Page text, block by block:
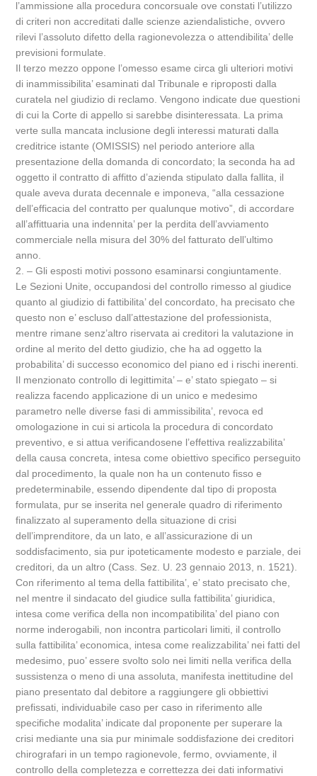
l’ammissione alla procedura concorsuale ove constati l’utilizzo
di criteri non accreditati dalle scienze aziendalistiche, ovvero
rilevi l’assoluto difetto della ragionevolezza o attendibilita’ delle
previsioni formulate.
Il terzo mezzo oppone l’omesso esame circa gli ulteriori motivi
di inammissibilita’ esaminati dal Tribunale e riproposti dalla
curatela nel giudizio di reclamo. Vengono indicate due questioni
di cui la Corte di appello si sarebbe disinteressata. La prima
verte sulla mancata inclusione degli interessi maturati dalla
creditrice istante (OMISSIS) nel periodo anteriore alla
presentazione della domanda di concordato; la seconda ha ad
oggetto il contratto di affitto d’azienda stipulato dalla fallita, il
quale aveva durata decennale e imponeva, “alla cessazione
dell’efficacia del contratto per qualunque motivo”, di accordare
all’affittuaria una indennita’ per la perdita dell’avviamento
commerciale nella misura del 30% del fatturato dell’ultimo
anno.
2. – Gli esposti motivi possono esaminarsi congiuntamente.
Le Sezioni Unite, occupandosi del controllo rimesso al giudice
quanto al giudizio di fattibilita’ del concordato, ha precisato che
questo non e’ escluso dall’attestazione del professionista,
mentre rimane senz’altro riservata ai creditori la valutazione in
ordine al merito del detto giudizio, che ha ad oggetto la
probabilita’ di successo economico del piano ed i rischi inerenti.
Il menzionato controllo di legittimita’ – e’ stato spiegato – si
realizza facendo applicazione di un unico e medesimo
parametro nelle diverse fasi di ammissibilita’, revoca ed
omologazione in cui si articola la procedura di concordato
preventivo, e si attua verificandosene l’effettiva realizzabilita’
della causa concreta, intesa come obiettivo specifico perseguito
dal procedimento, la quale non ha un contenuto fisso e
predeterminabile, essendo dipendente dal tipo di proposta
formulata, pur se inserita nel generale quadro di riferimento
finalizzato al superamento della situazione di crisi
dell’imprenditore, da un lato, e all’assicurazione di un
soddisfacimento, sia pur ipoteticamente modesto e parziale, dei
creditori, da un altro (Cass. Sez. U. 23 gennaio 2013, n. 1521).
Con riferimento al tema della fattibilita’, e’ stato precisato che,
nel mentre il sindacato del giudice sulla fattibilita’ giuridica,
intesa come verifica della non incompatibilita’ del piano con
norme inderogabili, non incontra particolari limiti, il controllo
sulla fattibilita’ economica, intesa come realizzabilita’ nei fatti del
medesimo, puo’ essere svolto solo nei limiti nella verifica della
sussistenza o meno di una assoluta, manifesta inettitudine del
piano presentato dal debitore a raggiungere gli obbiettivi
prefissati, individuabile caso per caso in riferimento alle
specifiche modalita’ indicate dal proponente per superare la
crisi mediante una sia pur minimale soddisfazione dei creditori
chirografari in un tempo ragionevole, fermo, ovviamente, il
controllo della completezza e correttezza dei dati informativi